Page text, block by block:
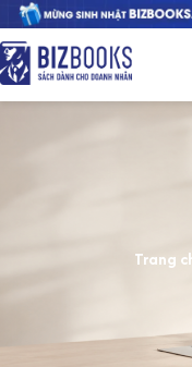
Trang